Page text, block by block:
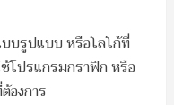
บรูปแบบ หรือโลโก้ที่
โปรแกรมกราฟิก หรือ
องการ